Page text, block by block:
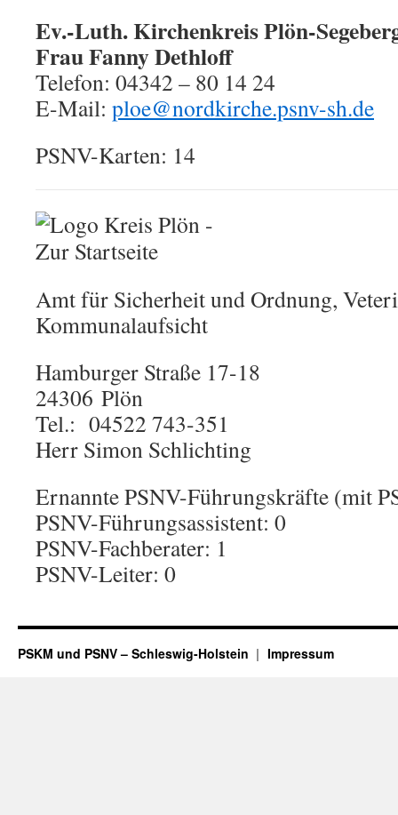
Ev.-Luth. Kirchenkreis Plön-
Frau Fanny Dethloff
Telefon: 04342 – 80 14 24
E-Mail: ploe@nordkirche.psnv-sh.de
PSNV-Karten: 14
Amt für Sicherheit und Ordnung,
Kommunalaufsicht
Hamburger Straße 17-18
24306 Plön
Tel.: 04522 743-351
Herr Simon Schlichting
Ernannte PSNV-Führungskräfte (mit
PSNV-Führungsassistent: 0
PSNV-Fachberater: 1
PSNV-Leiter: 0
PSKM und PSNV – Schleswig-Holstein Impressum